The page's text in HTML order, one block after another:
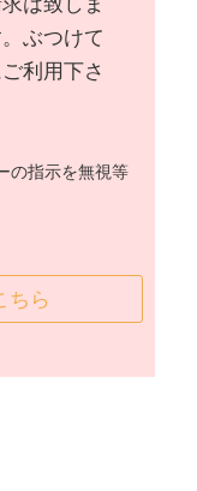
ぶつけて
利用下さ
の指示を無視等
ちら